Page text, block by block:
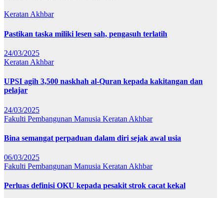
Keratan Akhbar
Pastikan taska miliki lesen sah, pengasuh terlatih
24/03/2025
Keratan Akhbar
UPSI agih 3,500 naskhah al-Quran kepada kakitangan dan
pelajar
24/03/2025
Fakulti Pembangunan Manusia Keratan Akhbar
Bina semangat perpaduan dalam diri sejak awal usia
06/03/2025
Fakulti Pembangunan Manusia Keratan Akhbar
Perluas definisi OKU kepada pesakit strok cacat kekal